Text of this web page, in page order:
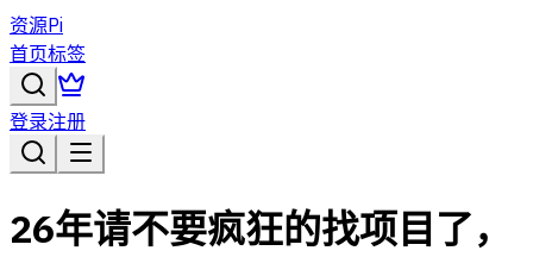
资源Pi
首页标签
登录注册
26年请不要疯狂的找项目了，